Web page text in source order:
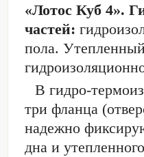
«Лотос Куб 4».
частей:
пола.
В гидро-
три фланца
надежно
дна и